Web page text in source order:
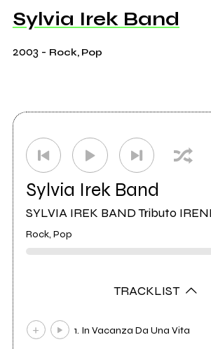
Sylvia Irek Band
2003 - Rock, Pop
Sylvia Irek Band
SYLVIA IREK BAND Tributo
Rock, Pop
TRACKLIST
1. In Vacanza Da Una Vita